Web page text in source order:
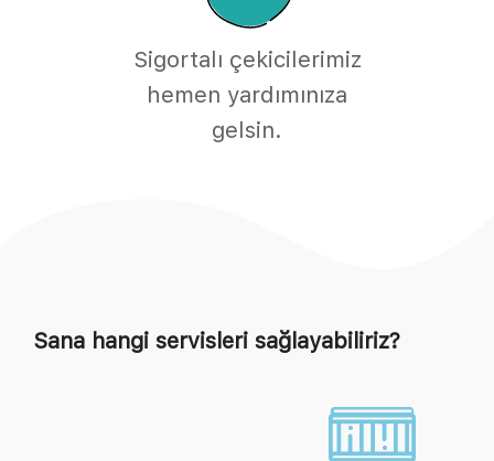
Sigortalı çekicilerimiz
hemen yardımınıza
gelsin.
Sana hangi servisleri sağlayabiliriz?